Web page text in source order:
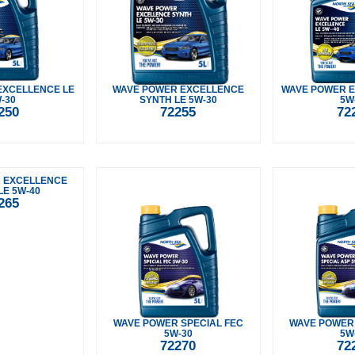
LE
30
WAVE POWER EXCELLENCE
SYNTH LE 5W-30
72255
WAVE POWER
EXCELLENCE
5W-40
WAVE POWER SPECIAL FEC
5W-30
72270
WAVE